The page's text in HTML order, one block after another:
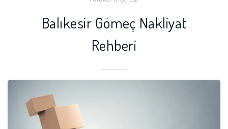
Sındırgı Nakliyat Firmaları
Susurluk Nakliyat Firmaları
Balıkesir Gömeç Nakliyat
Rehberi